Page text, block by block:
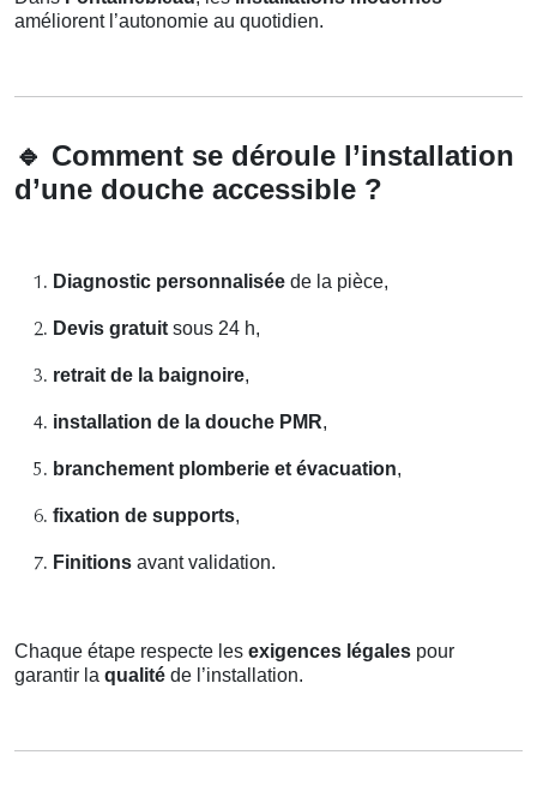
améliorent l’autonomie au quotidien.
🔹 Comment se déroule l’installation
d’une douche accessible ?
Diagnostic personnalisée de la pièce,
Devis gratuit sous 24 h,
retrait de la baignoire,
installation de la douche PMR,
branchement plomberie et évacuation,
fixation de supports,
Finitions avant validation.
Chaque étape respecte les exigences légales pour
garantir la qualité de l’installation.